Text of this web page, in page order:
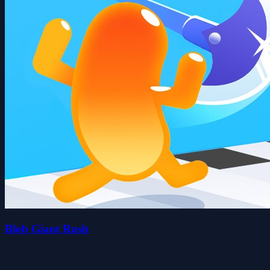
Blob Giant Rush